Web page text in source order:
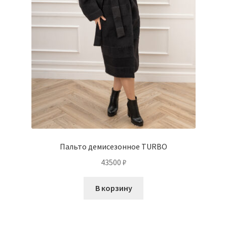
Пальто демисезонное TURBO
43500 ₽
В корзину